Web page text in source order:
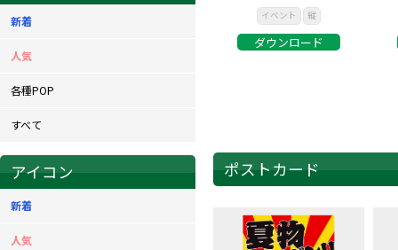
イベント 縦
ダウンロード
ポストカード
新着
人気
各種POP
すべて
アイコン
新着
人気